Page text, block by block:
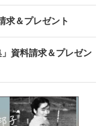
求＆プレゼント
資料請求＆プレゼン